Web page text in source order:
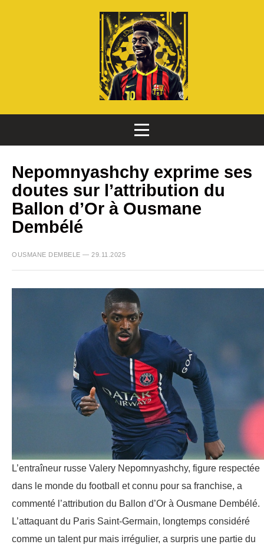
Nepomnyashchy exprime ses
doutes sur l’attribution du
Ballon d’Or à Ousmane
Dembélé
OUSMANE DEMBELE — 29.11.2025
L’entraîneur russe Valery Nepomnyashchy, figure respectée
dans le monde du football et connu pour sa franchise, a
commenté l’attribution du Ballon d’Or à Ousmane Dembélé.
L’attaquant du Paris Saint-Germain, longtemps considéré
comme un talent pur mais irrégulier, a surpris une partie du